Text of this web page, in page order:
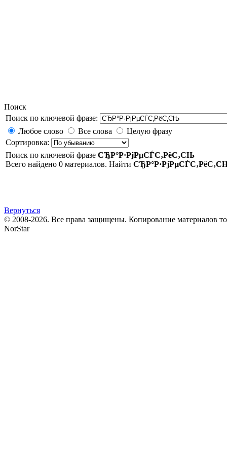
Поиск
Поиск по ключевой фразе:
Любое слово
Все слова
Целую фразу
Сортировка:
Поиск по ключевой фразе СЂР°Р·РјРµСЃС‚РёС‚СЊ
Всего найдено 0 материалов. Найти
Вернуться
© 2008-2026. Все права защищены. Копирование материалов
NorStar